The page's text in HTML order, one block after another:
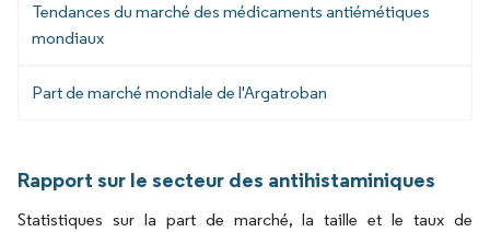
Tendances du marché des médicaments antiémétiques
mondiaux
Part de marché mondiale de l'Argatroban
Rapport sur le secteur des antihistaminiques
Statistiques sur la part de marché, la taille et le taux de